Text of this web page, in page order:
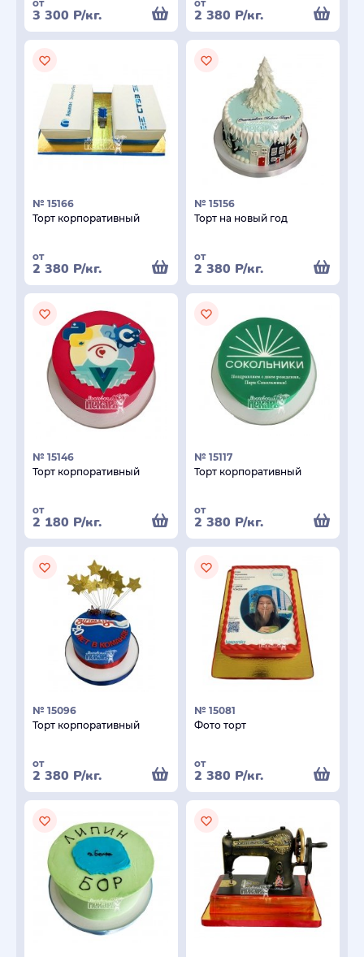
от
3 300 Р/кг.
от
2 380 Р/кг.
№ 15166
Торт корпоративный
от
2 380 Р/кг.
№ 15156
Торт на новый год
от
2 380 Р/кг.
№ 15146
Торт корпоративный
от
2 180 Р/кг.
№ 15117
Торт корпоративный
от
2 380 Р/кг.
№ 15096
Торт корпоративный
от
2 380 Р/кг.
№ 15081
Фото торт
от
2 380 Р/кг.